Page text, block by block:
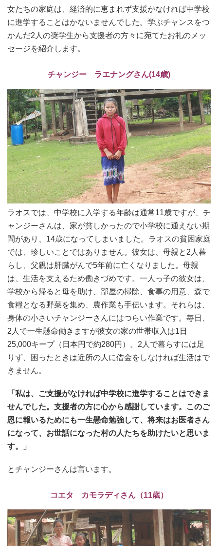
女たちの家庭は、経済的に恵まれず支援がなければ中学校
に進学することはかないませんでした。学ぶチャンスをつ
かんだ2人の奨学生から支援者の方々に宛てたお礼のメッ
セージを紹介します。
チャンジー ラエナングさん(14歳)
ラオスでは、中学校に入学する年齢は通常11歳ですが、チ
ャンジーさんは、家が貧しかったので小学校に通えない期
間があり、14歳になってしまいました。ラオスの貧困家庭
では、珍しいことではありません。彼女は、母親と2人暮
らし、父親は肝臓がんで5年前に亡くなりました。母親
は、生活を支えるため働きづめです。 一人っ子の彼女は、
学校から帰ると母を助け、部屋の掃除、食事の用意、森で
食糧となる野菜を集め、農作業も手伝います。それらは、
身体の小さいチャンジーさんにはつらい作業です。毎日、
2人で一生懸命働きますが彼女の家の世帯収入は1日
25,000キープ（日本円で約280円）。2人で暮らすには足
りず、困ったときは近所の人に借金をしなければ生活はで
きません。
「私は、ご支援がなければ中学校に進学することはできま
せんでした。支援者の方に心から感謝しています。このご
恩に報いるためにも一生懸命勉強して、将来はお医者さん
になって、お世話になった村の人たちを助けたいと思いま
す。」
とチャンジーさんは言います。
コエタ カモラディさん（11歳）